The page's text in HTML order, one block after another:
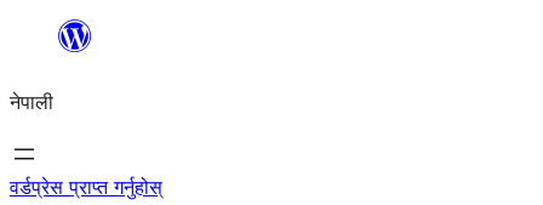
सामग्रीमा
नेपाली
वर्डप्रेस प्राप्त गर्नुहोस्